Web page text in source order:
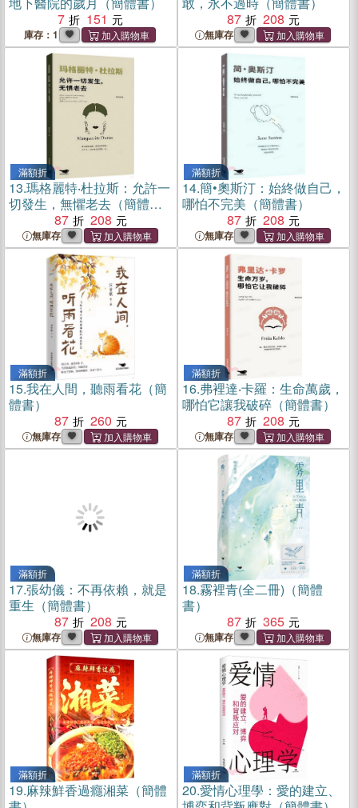
7
151
庫存：1
87
208
無庫存
滿額折
13.瑪格麗特‧杜拉斯：允許一
切發生，無懼老去（簡體
87 208
無庫存
滿額折
14.簡•奧斯汀：始終做自己，
哪怕不完美（簡體書）
87
208
無庫存
滿額折
15.我在人間，聽雨看花（簡
體書）
87
260
無庫存
滿額折
16.弗裡達‧卡羅：生命萬歲，
哪怕它讓我破碎（簡體書）
87
208
無庫存
滿額折
17.張幼儀：不再依賴，就是
重生（簡體書）
87
208
無庫存
滿額折
18.霧裡青(全二冊)（簡體
書）
87
365
無庫存
滿額折
19.麻辣鮮香過癮湘菜（簡體
滿額折
20.愛情心理學：愛的建立、